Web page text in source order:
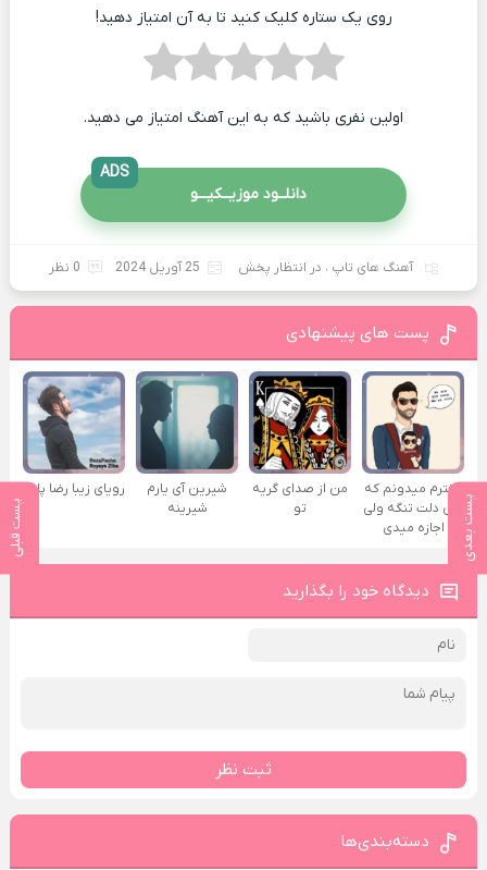
پست بعدی پست قبلی
روی یک ستاره کلیک کنید تا به آن امتیاز دهید!
اولین نفری باشید که به این آهنگ امتیاز می دهید.
دانلــود موزیــکیـــو
ADS
آهنگ های تاپ ، در انتظار پخش 25 آوریل 2024 0 نظر
پست های پیشنهادی
دخترم میدونم که
الان دلت تنگه ولی
اجازه میدی
من از صدای گريه
تو
شیرین آی یارم
شیرینه
رویای زیبا رضا پاشا
دیدگاه خود را بگذارید
ثبت نظر
دسته‌بندی‌ها